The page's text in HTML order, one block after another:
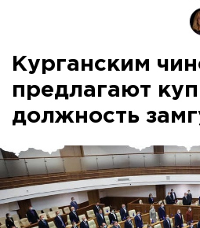
Курганским
предлагают
должность